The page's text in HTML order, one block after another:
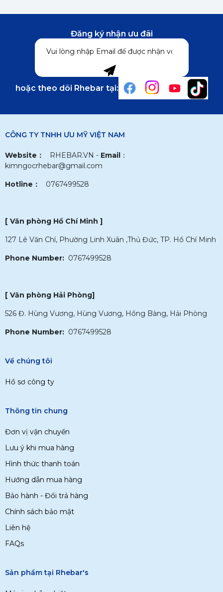
Đăng ký nhận ưu đãi
hoặc theo dõi Rhebar tại:
CÔNG TY TNHH ƯU MỸ VIỆT NAM
Website： RHEBAR.VN - Email ：
kimngocrhebar@gmail.com
Hotline： 0767499528
[ Văn phòng Hồ Chí Minh ]
127 Lê Văn Chí, Phường Linh Xuân ,Thủ Đức, TP. Hồ Chí Minh
Phone Number: 0767499528
[ Văn phòng Hải Phòng]
526 Đ. Hùng Vương, Hùng Vương, Hồng Bàng, Hải Phòng
Phone Number: 0767499528
Về chúng tôi
Hồ sơ công ty
Thông tin chung
Đơn vị vận chuyển
Lưu ý khi mua hàng
Hình thức thanh toán
Hướng dẫn mua hàng
Bảo hành - Đổi trả hàng
Chính sách bảo mật
Liên hệ
FAQs
Sản phẩm tại Rhebar's